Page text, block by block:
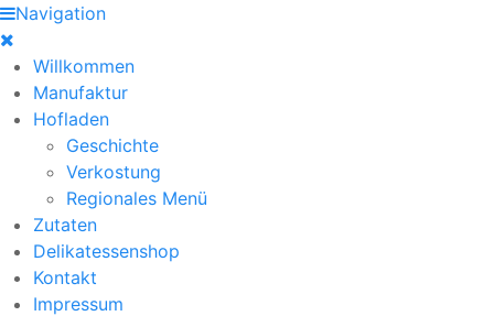
Navigation
Willkommen
Manufaktur
Hofladen
Geschichte
Verkostung
Regionales Menü
Zutaten
Delikatessenshop
Kontakt
Impressum